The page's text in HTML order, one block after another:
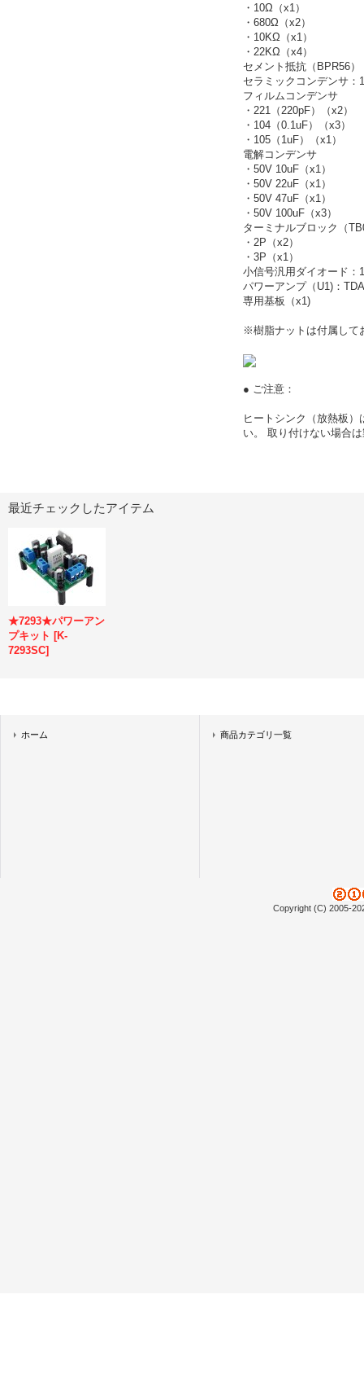
・10Ω（x1）
・680Ω（x2）
・10KΩ（x1）
・22KΩ（x4）
セメント抵抗（BPR56
セラミックコンデンサ：
フィルムコンデンサ
・221（220pF）（x2）
・104（0.1uF）（x3）
・105（1uF）（x1）
電解コンデンサ
・50V 10uF（x1）
・50V 22uF（x1）
・50V 47uF（x1）
・50V 100uF（x3）
ターミナルブロック（
・2P（x2）
・3P（x1）
小信号汎用ダイオード：
パワーアンプ（U1)：
専用基板（x1)
※樹脂ナットは付属して
● ご注意：
ヒートシンク（放熱板
い。 取り付けない場合
最近チェックしたアイテム
★7293★パワーアン
プキット [K-
7293SC]
ホーム 商品カテゴリ一覧
Copyright (C) 2005-